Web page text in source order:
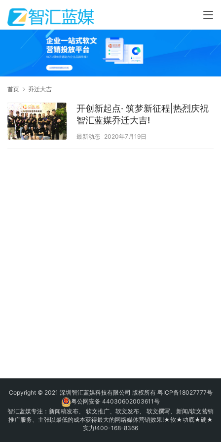
首页 乔迁大吉
开创新起点· 筑梦新征程|热烈庆祝
智汇蓝媒乔迁大吉!
最新动态 2020年7月19日
Copyright © 2021 深圳智汇蓝媒科技有限公司 版权所有 粤ICP备18027777号
粤公网安备 44030602003611号
智汇蓝媒专注： 新闻稿发布、 软文推广、 软文发布、 软文撰写、新闻/软文营销
推广服务、主张以最低的成本获得最大的网络媒体营销效果!★软★功底★硬★
实力!400-168-8366